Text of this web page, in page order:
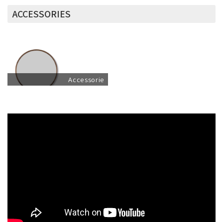
ACCESSORIES
Accessorie